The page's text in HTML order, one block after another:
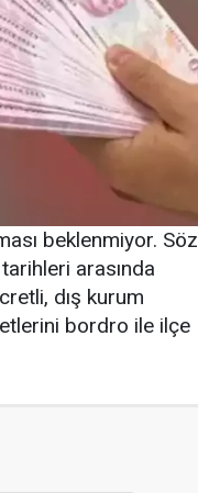
beklenmiyor. Söz
arasında
dış kurum
bordro ile ilçe